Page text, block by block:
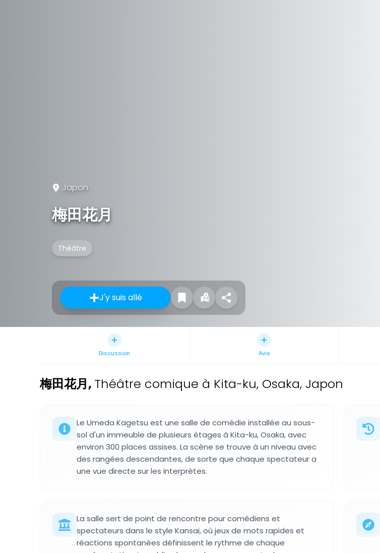
Japon
梅田花月
Théâtre
J'y suis allé
Discussion Avis
梅田花月, Théâtre comique à Kita-ku, Osaka, Japon
Le Umeda Kagetsu est une salle de comédie installée au sous-
sol d'un immeuble de plusieurs étages à Kita-ku, Osaka, avec
environ 300 places assises. La scène se trouve à un niveau avec
des rangées descendantes, de sorte que chaque spectateur a
une vue directe sur les interprètes.
La salle sert de point de rencontre pour comédiens et
spectateurs dans le style Kansai, où jeux de mots rapides et
réactions spontanées définissent le rythme de chaque